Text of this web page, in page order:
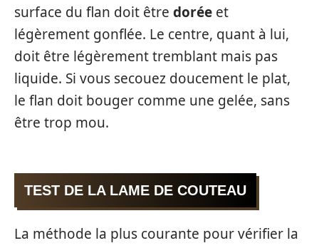
surface du flan doit être dorée et
légèrement gonflée. Le centre, quant à lui,
doit être légèrement tremblant mais pas
liquide. Si vous secouez doucement le plat,
le flan doit bouger comme une gelée, sans
être trop mou.
TEST DE LA LAME DE COUTEAU
La méthode la plus courante pour vérifier la